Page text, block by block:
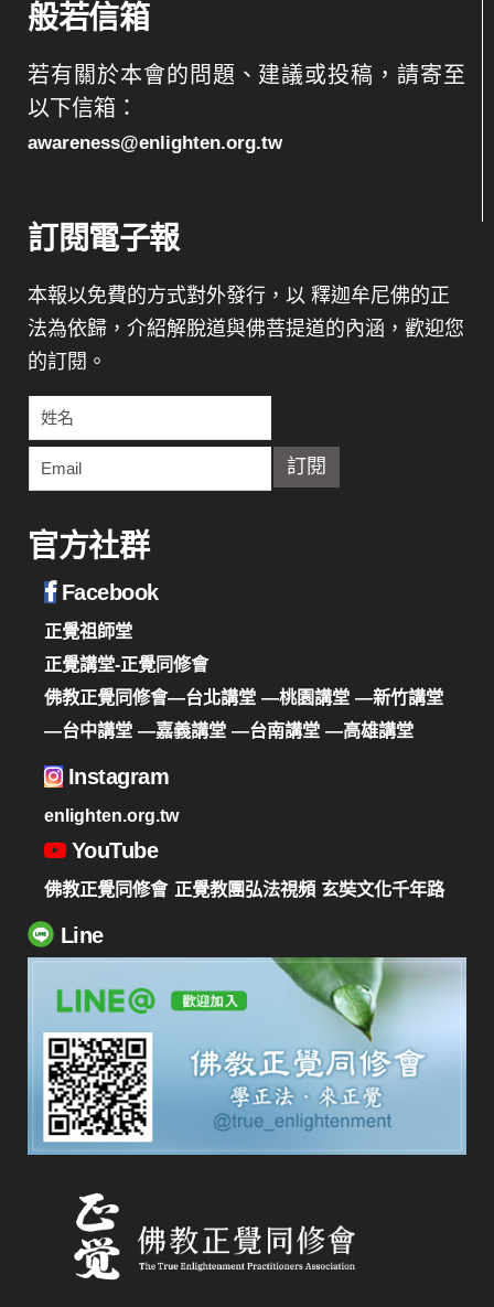
般若信箱
若有關於本會的問題、建議或投稿，請寄至
以下信箱：
awareness@enlighten.org.tw
訂閱電子報
本報以免費的方式對外發行，以 釋迦牟尼佛的正
法為依歸，介紹解脫道與佛菩提道的內涵，歡迎您
的訂閱。
官方社群
Facebook
正覺祖師堂
正覺講堂-正覺同修會
佛教正覺同修會—台北講堂 —桃園講堂 —新竹講堂
—台中講堂 —嘉義講堂 —台南講堂 —高雄講堂
Instagram
enlighten.org.tw
YouTube
佛教正覺同修會 正覺教團弘法視頻 玄奘文化千年路
Line